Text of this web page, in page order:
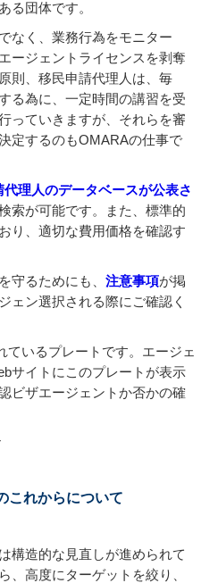
る団体です。
なく、業務行為をモニター
ージェントライセンスを剥奪
則、移民申請代理人は、毎
る為に、一定時間の講習を受
っていきますが、それらを審
定するのもOMARAの仕事で
代理人のデータベースが公表さ
索が可能です。また、標準的
り、適切な費用価格を確認す
守るためにも、注意事項が掲
ェン選択される際にご確認く
ているプレートです。エージェ
サイトにこのプレートが表示
ビザエージェントか否かの確
これからについて
構造的な見直しが進められて
、高度にターゲットを絞り、